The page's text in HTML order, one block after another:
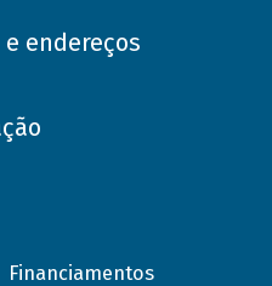
endereços
Financiamentos